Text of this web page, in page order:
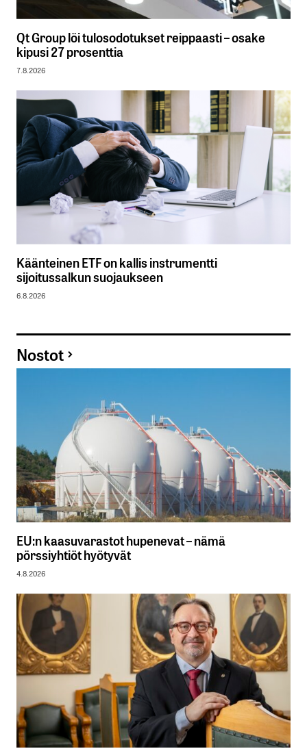
Qt Group löi tulosodotukset reippaasti – osake
kipusi 27 prosenttia
7.8.2026
Käänteinen ETF on kallis instrumentti
sijoitussalkun suojaukseen
6.8.2026
Nostot
EU:n kaasuvarastot hupenevat – nämä
pörssiyhtiöt hyötyvät
4.8.2026